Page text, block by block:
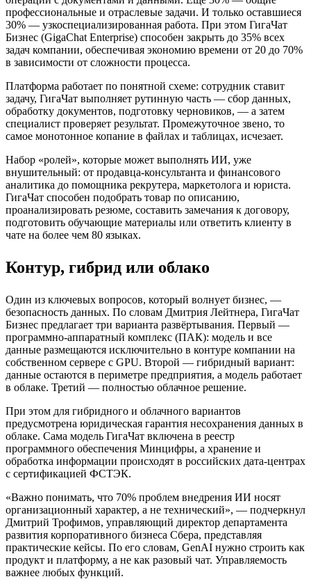
профессиональные и отраслевые задачи. И только оставшиеся
30% — узкоспециализированная работа. При этом ГигаЧат
Бизнес (GigaChat Enterprise) способен закрыть до 35% всех
задач компании, обеспечивая экономию времени от 20 до 70%
в зависимости от сложности процесса.
Платформа работает по понятной схеме: сотрудник ставит
задачу, ГигаЧат выполняет рутинную часть — сбор данных,
обработку документов, подготовку черновиков, — а затем
специалист проверяет результат. Промежуточное звено, то
самое монотонное копание в файлах и таблицах, исчезает.
Набор «ролей», которые может выполнять ИИ, уже
внушительный: от продавца-консультанта и финансового
аналитика до помощника рекрутера, маркетолога и юриста.
ГигаЧат способен подобрать товар по описанию,
проанализировать резюме, составить замечания к договору,
подготовить обучающие материалы или ответить клиенту в
чате на более чем 80 языках.
Контур, гибрид или облако
Один из ключевых вопросов, который волнует бизнес, —
безопасность данных. По словам Дмитрия Лейтнера, ГигаЧат
Бизнес предлагает три варианта развёртывания. Первый —
программно-аппаратный комплекс (ПАК): модель и все
данные размещаются исключительно в контуре компании на
собственном сервере с GPU. Второй — гибридный вариант:
данные остаются в периметре предприятия, а модель работает
в облаке. Третий — полностью облачное решение.
При этом для гибридного и облачного вариантов
предусмотрена юридическая гарантия несохранения данных в
облаке. Сама модель ГигаЧат включена в реестр
программного обеспечения Минцифры, а хранение и
обработка информации происходят в российских дата-центрах
с сертификацией ФСТЭК.
«Важно понимать, что 70% проблем внедрения ИИ носят
организационный характер, а не технический», — подчеркнул
Дмитрий Трофимов, управляющий директор департамента
развития корпоративного бизнеса Сбера, представляя
практические кейсы. По его словам, GenAI нужно строить как
продукт и платформу, а не как разовый чат. Управляемость
важнее любых функций.